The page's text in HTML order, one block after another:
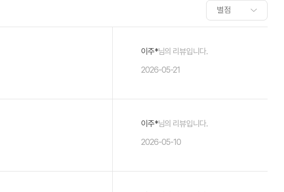
이주*님의 리뷰입니다.
2026-05-21
이주*님의 리뷰입니다.
2026-05-10